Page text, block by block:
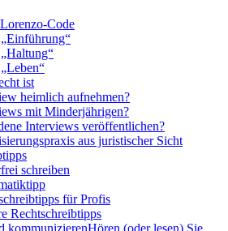
Code
ist
heimlich aufnehmen?
mit Minderjährigen?
Interviews veröffentlichen?
aus juristischer Sicht
schreiben
für Profis
Rechtschreibtipps
kommunizierenHören (oder lesen) Sie